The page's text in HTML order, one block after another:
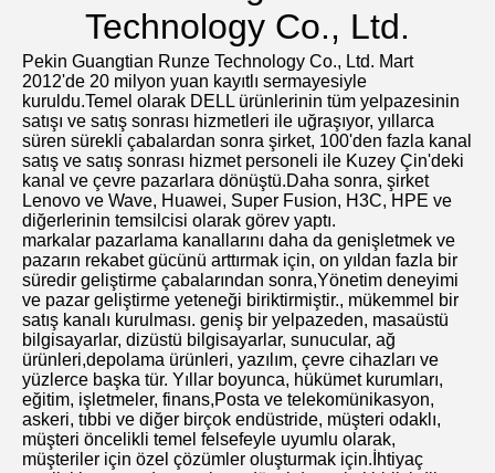
Technology Co., Ltd.
Pekin Guangtian Runze Technology Co., Ltd. Mart
2012'de 20 milyon yuan kayıtlı sermayesiyle
kuruldu.Temel olarak DELL ürünlerinin tüm yelpazesinin
satışı ve satış sonrası hizmetleri ile uğraşıyor, yıllarca
süren sürekli çabalardan sonra şirket, 100'den fazla kanal
satış ve satış sonrası hizmet personeli ile Kuzey Çin'deki
kanal ve çevre pazarlara dönüştü.Daha sonra, şirket
Lenovo ve Wave, Huawei, Super Fusion, H3C, HPE ve
diğerlerinin temsilcisi olarak görev yaptı.
markalar pazarlama kanallarını daha da genişletmek ve
pazarın rekabet gücünü arttırmak için, on yıldan fazla bir
süredir geliştirme çabalarından sonra,Yönetim deneyimi
ve pazar geliştirme yeteneği biriktirmiştir., mükemmel bir
satış kanalı kurulması. geniş bir yelpazeden, masaüstü
bilgisayarlar, dizüstü bilgisayarlar, sunucular, ağ
ürünleri,depolama ürünleri, yazılım, çevre cihazları ve
yüzlerce başka tür. Yıllar boyunca, hükümet kurumları,
eğitim, işletmeler, finans,Posta ve telekomünikasyon,
askeri, tıbbi ve diğer birçok endüstride, müşteri odaklı,
müşteri öncelikli temel felsefeyle uyumlu olarak,
müşteriler için özel çözümler oluşturmak için.İhtiyaç